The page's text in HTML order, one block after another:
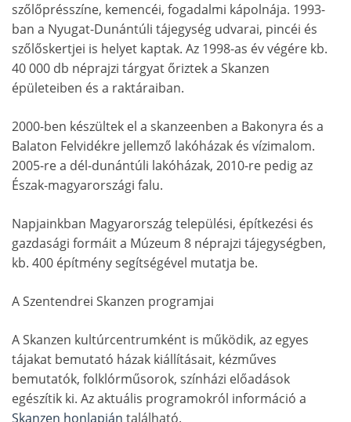
szőlőprésszíne, kemencéi, fogadalmi kápolnája. 1993-
ban a Nyugat-Dunántúli tájegység udvarai, pincéi és
szőlőskertjei is helyet kaptak. Az 1998-as év végére kb.
40 000 db néprajzi tárgyat őriztek a Skanzen
épületeiben és a raktáraiban.
2000-ben készültek el a skanzeenben a Bakonyra és a
Balaton Felvidékre jellemző lakóházak és vízimalom.
2005-re a dél-dunántúli lakóházak, 2010-re pedig az
Észak-magyarországi falu.
Napjainkban Magyarország települési, építkezési és
gazdasági formáit a Múzeum 8 néprajzi tájegységben,
kb. 400 építmény segítségével mutatja be.
A Szentendrei Skanzen programjai
A Skanzen kultúrcentrumként is működik, az egyes
tájakat bemutató házak kiállításait, kézműves
bemutatók, folklórműsorok, színházi előadások
egészítik ki. Az aktuális programokról információ a
Skanzen honlapján található.